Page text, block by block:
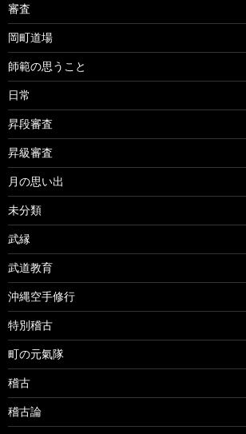
審査
岡町道場
師範の思うこと
日常
昇段審査
昇級審査
月の思い出
未分類
武縁
武道教育
沖縄空手修行
特別稽古
町の元氣隊
稽古
稽古論